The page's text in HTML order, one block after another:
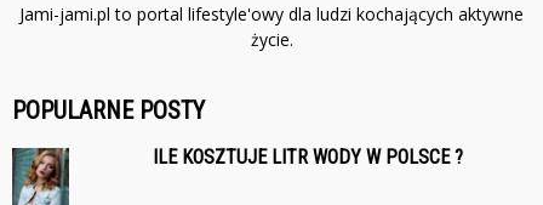
Jami-jami.pl to portal lifestyle'owy dla ludzi kochających aktywne
życie.
POPULARNE POSTY
ILE KOSZTUJE LITR WODY W POLSCE ?